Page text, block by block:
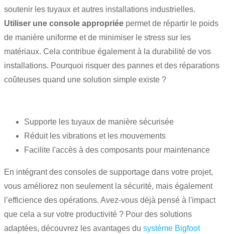
soutenir les tuyaux et autres installations industrielles.
Utiliser une console appropriée permet de répartir le poids
de manière uniforme et de minimiser le stress sur les
matériaux. Cela contribue également à la durabilité de vos
installations. Pourquoi risquer des pannes et des réparations
coûteuses quand une solution simple existe ?
Supporte les tuyaux de manière sécurisée
Réduit les vibrations et les mouvements
Facilite l'accès à des composants pour maintenance
En intégrant des consoles de supportage dans votre projet,
vous améliorez non seulement la sécurité, mais également
l’efficience des opérations. Avez-vous déjà pensé à l'impact
que cela a sur votre productivité ? Pour des solutions
adaptées, découvrez les avantages du système Bigfoot